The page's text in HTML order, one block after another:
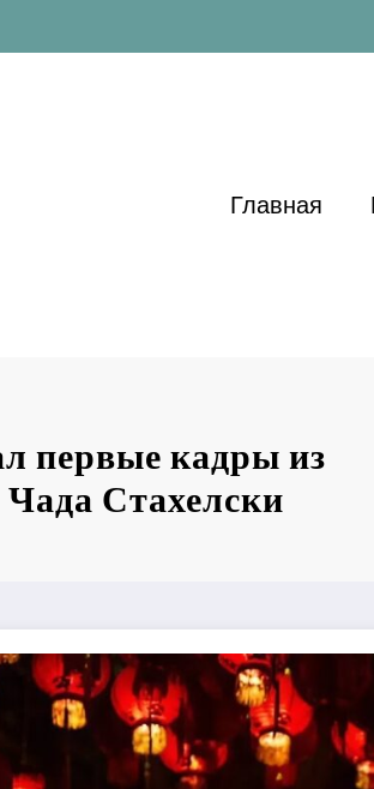
Главная
первые кадры из
Стахелски